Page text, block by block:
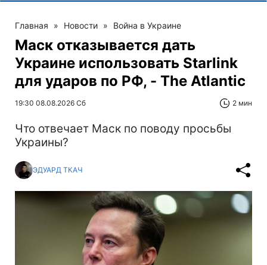
Главная » Новости » Война в Украине
Маск отказывается дать
Украине использовать Starlink
для ударов по РФ, - The Atlantic
19:30 08.08.2026 Сб 2 мин
Что отвечает Маск по поводу просьбы
Украины?
ЭДУАРД ТКАЧ